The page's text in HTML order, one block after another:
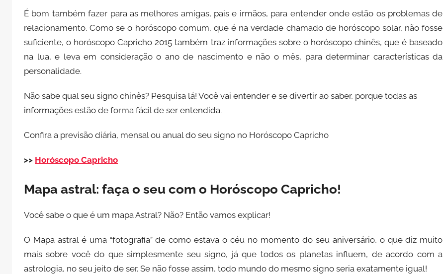
É bom também fazer para as melhores amigas, pais e irmãos, para entender onde estão os problemas de
relacionamento. Como se o horóscopo comum, que é na verdade chamado de horóscopo solar, não fosse
suficiente, o horóscopo Capricho 2015 também traz informações sobre o horóscopo chinês, que é baseado
na lua, e leva em consideração o ano de nascimento e não o mês, para determinar características da
personalidade.
Não sabe qual seu signo chinês? Pesquisa lá! Você vai entender e se divertir ao saber, porque todas as
informações estão de forma fácil de ser entendida.
Confira a previsão diária, mensal ou anual do seu signo no Horóscopo Capricho
>> Horóscopo Capricho
Mapa astral: faça o seu com o Horóscopo Capricho!
Você sabe o que é um mapa Astral? Não? Então vamos explicar!
O Mapa astral é uma “fotografia” de como estava o céu no momento do seu aniversário, o que diz muito
mais sobre você do que simplesmente seu signo, já que todos os planetas influem, de acordo com a
astrologia, no seu jeito de ser. Se não fosse assim, todo mundo do mesmo signo seria exatamente igual!